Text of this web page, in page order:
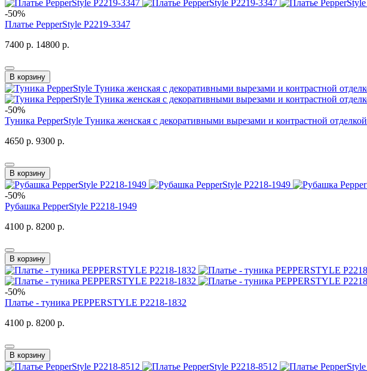
-50%
Платье PepperStyle P2219-3347
7400 р. 14800 р.
В корзину
-50%
Туника PepperStyle Туника женская с декоративными вырезами и контрастной отделкой
4650 р. 9300 р.
В корзину
-50%
Рубашка PepperStyle P2218-1949
4100 р. 8200 р.
В корзину
-50%
Платье - туника PEPPERSTYLE P2218-1832
4100 р. 8200 р.
В корзину